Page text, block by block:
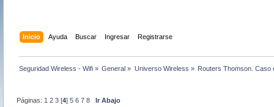
Inicio Ayuda Buscar Ingresar Registrarse
Seguridad Wireless - Wifi » General » Universo Wireless » Routers Thomson. Caso
Páginas: 1 2 3 [4]5 6 7 8 Ir Abajo